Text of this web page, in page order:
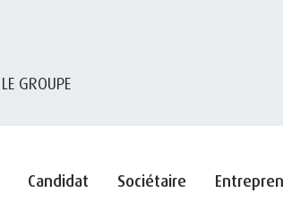
LE GROUPE
Candidat Sociétaire